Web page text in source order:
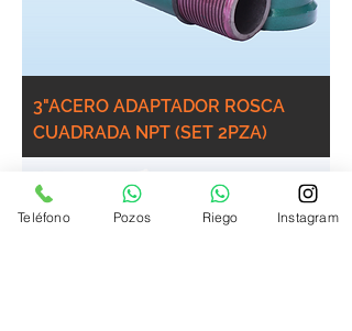
3"ACERO ADAPTADOR ROSCA
CUADRADA NPT (SET 2PZA)
Teléfono Pozos Riego Instagram